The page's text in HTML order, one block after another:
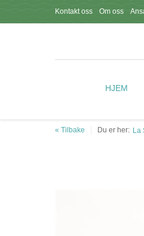
Kontakt oss Om oss
HJEM
« Tilbake Du er her: La